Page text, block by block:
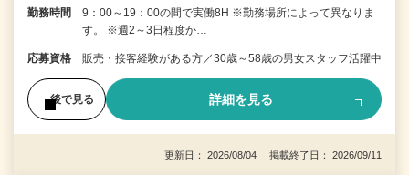
勤務時間
9：00～19：00の間で実働8H ※勤務場所によって異なりま
す。 ※週2～3日程度か…
応募資格 販売・接客経験がある方／30歳～58歳の男女スタッフ活躍中
後で見る 詳細を見る
更新日： 2026/08/04 掲載終了日： 2026/09/11